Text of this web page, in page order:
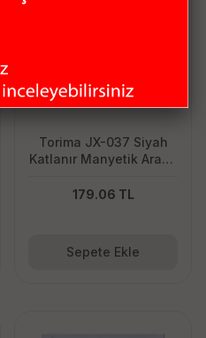
Torima JX-037 Siyah
Katlanır Manyetik Araba
Telefonu Tutucu
179.06 TL
Sepete Ekle